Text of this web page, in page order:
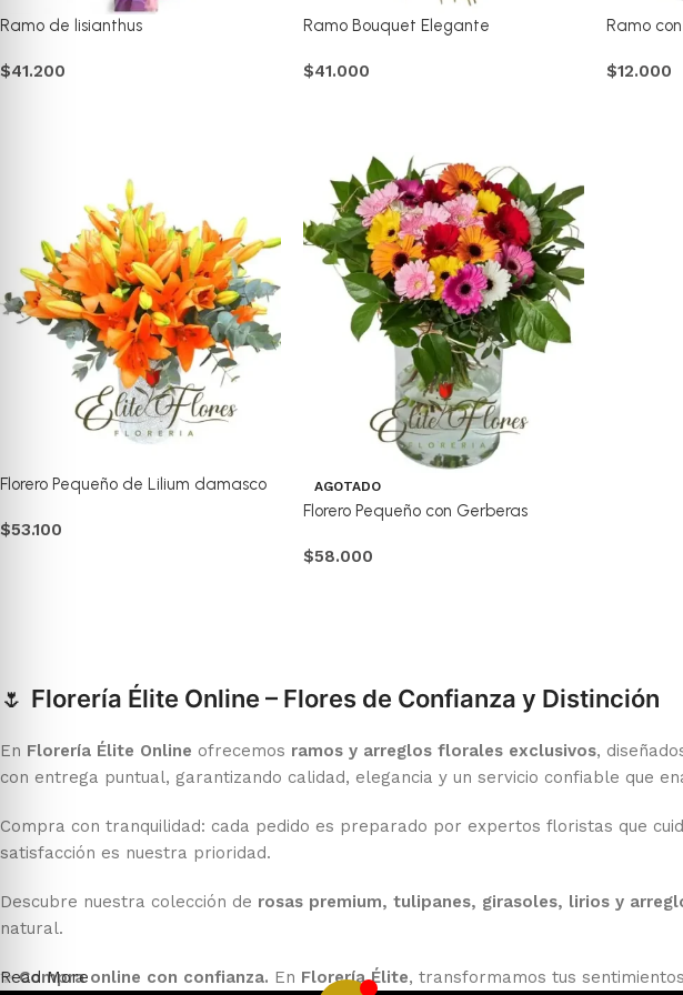
Ramo de lisianthus
$41.200
Ramo Bouquet Elegante
$41.000
Ramo
$12.000
Florero Pequeño de Lilium damasco
$53.100
AGOTADO
Florero Pequeño con Gerberas
$58.000
🌷 Florería Élite Online – Flores de Confianza y Distinción
En Florería Élite Online ofrecemos ramos y arreglos florales exclusivos,
con entrega puntual, garantizando calidad, elegancia y un servicio confiable que
Compra con tranquilidad: cada pedido es preparado por expertos floristas que
satisfacción es nuestra prioridad.
Descubre nuestra colección de rosas premium, tulipanes, girasoles, lirios y
natural.
✨Compra online con confianza. En Florería Élite, transformamos tus
Read More